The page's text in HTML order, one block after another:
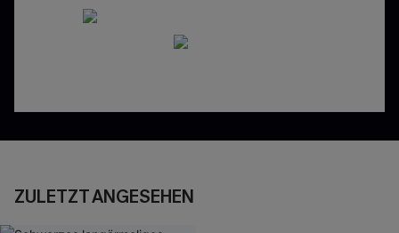
ZULETZT ANGESEHEN